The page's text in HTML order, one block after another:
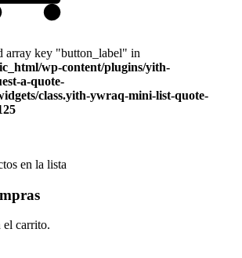
array key "button_label" in
wp-content/plugins/yith-
a-quote-
class.yith-ywraq-mini-list-quote-
en la lista
el carrito.